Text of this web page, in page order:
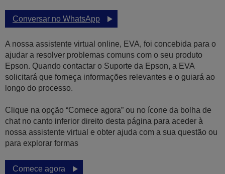
Conversar no WhatsApp
A nossa assistente virtual online, EVA, foi concebida para o
ajudar a resolver problemas comuns com o seu produto
Epson. Quando contactar o Suporte da Epson, a EVA
solicitará que forneça informações relevantes e o guiará ao
longo do processo.
Clique na opção “Comece agora” ou no ícone da bolha de
chat no canto inferior direito desta página para aceder à
nossa assistente virtual e obter ajuda com a sua questão ou
para explorar formas
Comece agora